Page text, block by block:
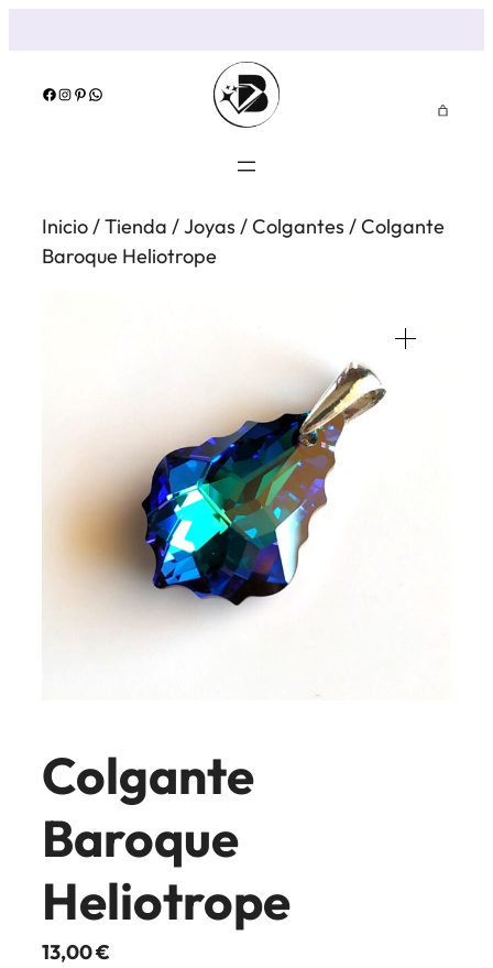
contenido
Facebook Instagram Pinterest WhatsApp
Inicio/Tienda /Joyas /Colgantes / Colgante
Baroque Heliotrope
Colgante
Baroque
Heliotrope
13,00€